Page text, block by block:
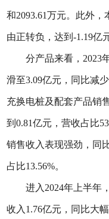
和2093.61万元。此外
由正转负，达到-1.19亿
分产品来看，2023
滑至3.09亿元，同比减
充换电桩及配套产品销
到0.81亿元，营收占比
销售收入表现强劲，同
占比13.56%。
进入2024年上半年
收入1.76亿元，同比大